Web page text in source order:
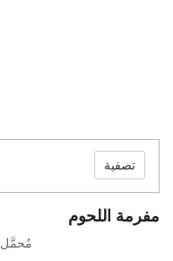
مفرمة اللحوم
مُحمَّل22 of 22 أغراض
تصفية